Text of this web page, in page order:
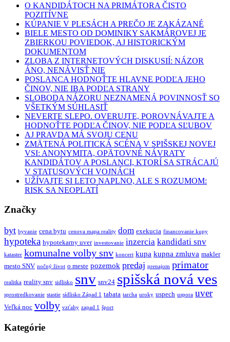
O KANDIDÁTOCH NA PRIMÁTORA ČISTO
POZITÍVNE
KÚPANIE V PLESÁCH A PREČO JE ZAKÁZANÉ
BIELE MESTO OD DOMINIKY SAKMÁROVEJ JE
ZBIERKOU POVIEDOK, AJ HISTORICKÝM
DOKUMENTOM
ZLOBA Z INTERNETOVÝCH DISKUSIÍ: NÁZOR
ÁNO, NENÁVISŤ NIE
POSLANCA HODNOŤTE HLAVNE PODĽA JEHO
ČINOV, NIE IBA PODĽA STRANY
SLOBODA NÁZORU NEZNAMENÁ POVINNOSŤ SO
VŠETKÝM SÚHLASIŤ
NEVERTE SLEPO. OVERUJTE, POROVNÁVAJTE A
HODNOŤTE PODĽA ČINOV, NIE PODĽA SĽUBOV
AJ PRAVDA MÁ SVOJU CENU
ZMÄTENÁ POLITICKÁ SCÉNA V SPIŠSKEJ NOVEJ
VSI: ANONYMITA, OPÄTOVNÉ NÁVRATY
KANDIDÁTOV A POSLANCI, KTORÍ SA STRÁCAJÚ
V STATUSOVÝCH VOJNÁCH
UŽÍVAJTE SI LETO NAPLNO, ALE S ROZUMOM:
RISK SA NEOPLATÍ
Značky
byt byvanie cena bytu cenova mapa reality dom exekucia financovanie kupy
hypoteka hypotekarny uver investovanie inzercia kandidati snv
kataster komunalne volby snv koncert kupa kupna zmluva makler
mesto SNV nočný život o meste pozemok predaj prenajom primator
realitka reality snv sidlisko snv snv24 spišská nová ves
sprostredkovanie stastie sídlisko Západ 1 tabata tarcha uroky uspech uspora uver
Veľká noc volby vzťahy zapad 1 šport
Kategórie